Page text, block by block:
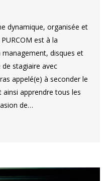
dynamique, organisée et
est à la
management, disques et
de stagiaire avec
appelé(e) à seconder le
ainsi apprendre tous les
de…